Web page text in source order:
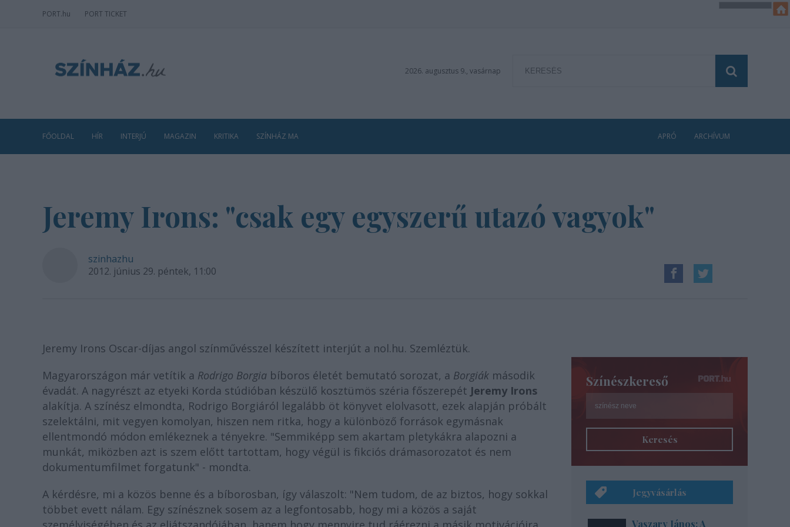
PORT.hu PORT TICKET
2026. augusztus 9., vasárnap
FŐOLDAL HÍR INTERJÚ MAGAZIN KRITIKA SZÍNHÁZ MA APRÓ ARCHÍVUM
Jeremy Irons: "csak egy egyszerű utazó vagyok"
szinhazhu
2012. június 29. péntek, 11:00
Jeremy Irons Oscar-díjas angol színművésszel készített interjút a nol.hu. Szemléztük.
Magyarországon már vetítik a Rodrigo Borgia bíboros életét bemutató sorozat, a Borgiák második
évadát. A nagyrészt az etyeki Korda stúdióban készülő kosztümös széria főszerepét Jeremy Irons
alakítja. A színész elmondta, Rodrigo Borgiáról legalább öt könyvet elolvasott, ezek alapján próbált
szelektálni, mit vegyen komolyan, hiszen nem ritka, hogy a különböző források egymásnak
ellentmondó módon emlékeznek a tényekre. "Semmiképp sem akartam pletykákra alapozni a
munkát, miközben azt is szem előtt tartottam, hogy végül is fikciós drámasorozatot és nem
dokumentumfilmet forgatunk" - mondta.
A kérdésre, mi a közös benne és a bíborosban, így válaszolt: "Nem tudom, de az biztos, hogy sokkal
többet evett nálam. Egy színésznek sosem az a legfontosabb, hogy mi a közös a saját
Színészkereső
Keresés
Jegyvásárlás
Vaszary János: A